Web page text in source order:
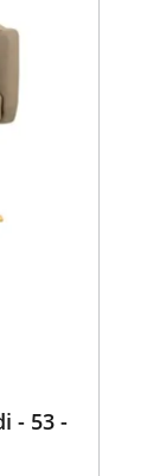
- 53 -